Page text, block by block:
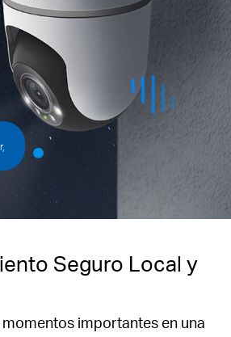
Seguro Local y
importantes en una